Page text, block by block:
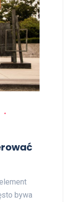
bywa